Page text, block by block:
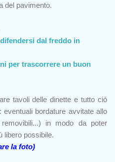
del pavimento.
dal freddo in
per trascorrere un buon
tavoli delle dinette e tutto ciò
bordature avvitate allo
in modo da poter
libero possibile.
la foto)